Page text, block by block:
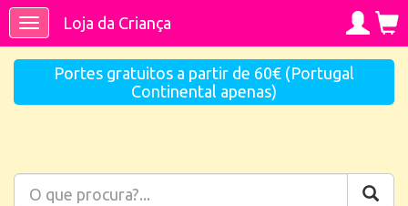
ToggleLoja da Criança
Portes gratuitos a partir de 60€ (Portugal
Continental apenas)